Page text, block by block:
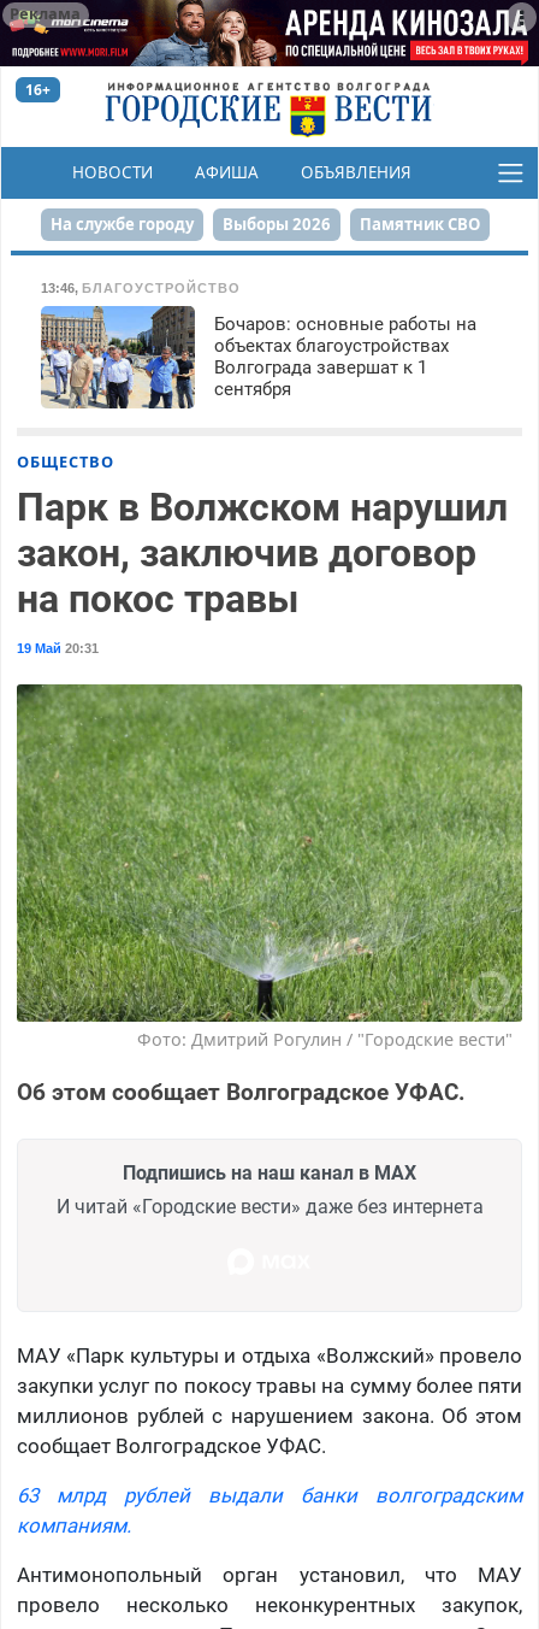
Реклама
16+
НОВОСТИ АФИША ОБЪЯВЛЕНИЯ
КОНКУРСЫ
На службе городу Выборы 2026 Памятник СВО
Сталинград в сердце
Набережная День Победы Реконструкция ЦПКиО
80-летие Победы Парк Героев-летчиков
13:46, БЛАГОУСТРОЙСТВО
Бочаров: основные работы на
объектах благоустройствах
Волгограда завершат к 1
сентября
ОБЩЕСТВО
Парк в Волжском нарушил
закон, заключив договор
на покос травы
19 Май 20:31
Фото: Дмитрий Рогулин / "Городские вести"
Об этом сообщает Волгоградское УФАС.
Подпишись на наш канал в MAX
И читай «Городские вести» даже без интернета
МАУ «Парк культуры и отдыха «Волжский» провело
закупки услуг по покосу травы на сумму более пяти
миллионов рублей с нарушением закона. Об этом
сообщает Волгоградское УФАС.
63 млрд рублей выдали банки волгоградским
компаниям.
Антимонопольный орган установил, что МАУ
провело несколько неконкурентных закупок,